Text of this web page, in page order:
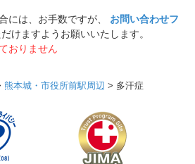
には、お手数ですが、 お問い合わせフ
けますようお願いいたします。
おりません
熊本城・市役所前駅周辺 > 多汗症